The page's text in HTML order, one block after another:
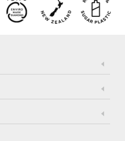
トーリー
わり
動物実験をしない
Baby Kids